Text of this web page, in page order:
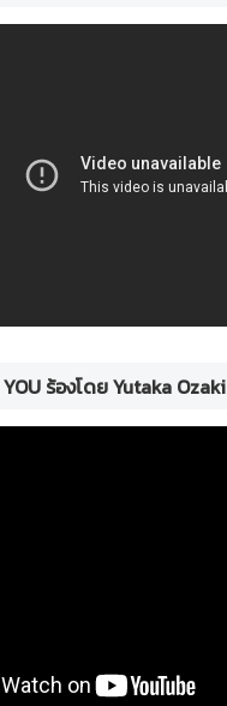
ร้องโดย Yutaka Ozaki